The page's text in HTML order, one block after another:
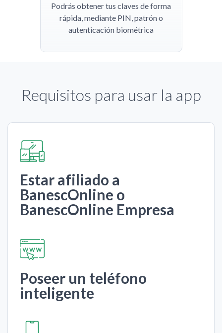
Podrás obtener tus claves de forma
rápida, mediante PIN, patrón o
autenticación biométrica
Requisitos para usar la app
Estar afiliado a
BanescOnline o
BanescOnline Empresa
Poseer un teléfono
inteligente